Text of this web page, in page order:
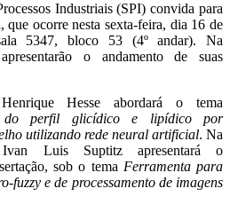
Industriais (SPI) convida para
que ocorre nesta sexta-feira, dia 16 de
5347, bloco 53 (4º andar). Na
o andamento de suas
Hesse abordará o tema
do perfil glicídico e lipídico por
utilizando rede neural artificial. Na
Luis Suptitz apresentará o
sob o tema Ferramenta para
fuzzy e de processamento de imagens